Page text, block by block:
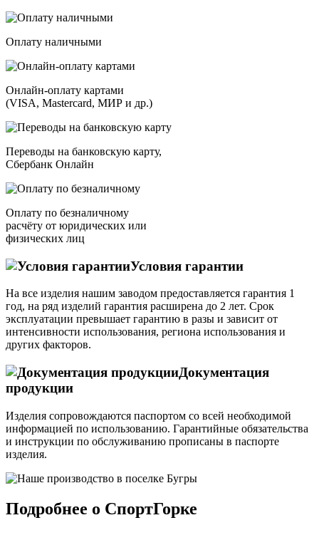
Оплату наличными
Онлайн-оплату картами
(VISA, Mastercard, МИР и др.)
Переводы на банковскую карту,
Сбербанк Онлайн
Оплату по безналичному
расчёту от юридических или
физических лиц
Условия гарантии
На все изделия нашим заводом предоставляется гарантия 1
год, на ряд изделий гарантия расширена до 2 лет. Срок
эксплуатации превышает гарантию в разы и зависит от
интенсивности использования, региона использования и
других факторов.
Документация
продукции
Изделия сопровождаются паспортом со всей необходимой
информацией по использованию. Гарантийные обязательства
и инструкции по обслуживанию прописаны в паспорте
изделия.
Подробнее о СпортГорке